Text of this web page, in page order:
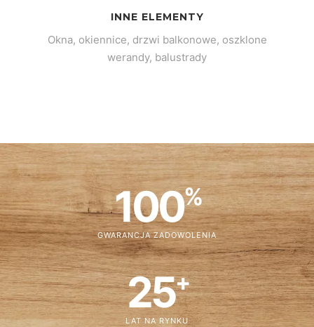
INNE ELEMENTY
Okna, okiennice, drzwi balkonowe, oszklone
werandy, balustrady
GWARANCJA ZADOWOLENIA
100%
LAT NA RYNKU
25+